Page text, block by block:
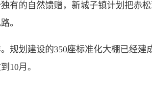
有的自然馈赠，新城子镇计划把赤
。
划建设的350座标准化大棚已经建
10月。